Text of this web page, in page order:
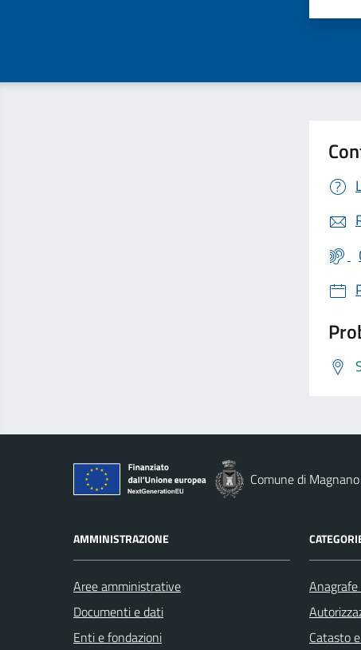
Comune di Magnano
AMMINISTRAZIONE
Aree amministrative
Documenti e dati
Enti e fondazioni
Catasto